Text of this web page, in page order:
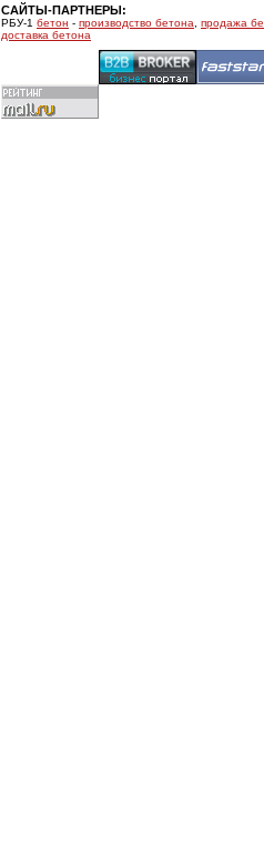
САЙТЫ-ПАРТНЕРЫ:
РБУ-1 бетон - производство бетона
продажа
доставка бетона